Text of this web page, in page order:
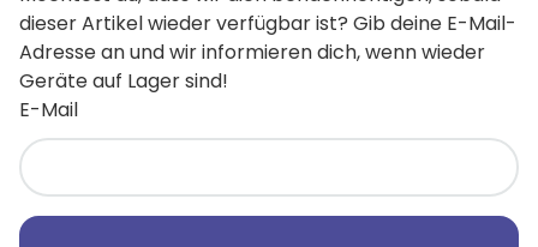
dieser Artikel wieder verfügbar ist? Gib deine E-Mail-
Adresse an und wir informieren dich, wenn wieder
Geräte auf Lager sind!
E-Mail